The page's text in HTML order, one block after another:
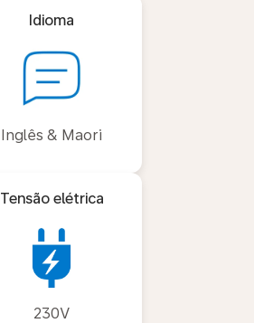
Idioma
Inglês & Maori
Tensão elétrica
230V